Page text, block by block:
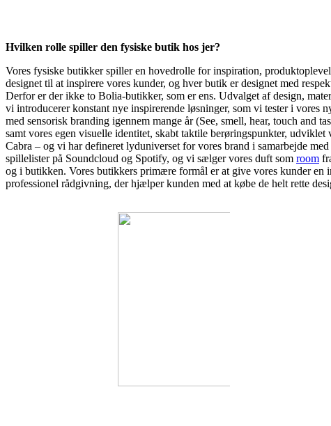
Hvilken rolle spiller den fysiske butik hos jer?
Vores fysiske butikker spiller en hovedrolle for inspiration,
designet til at inspirere vores kunder, og hver butik er designet med
Derfor er der ikke to Bolia-butikker, som er ens. Udvalget af design,
vi introducerer konstant nye inspirerende løsninger, som vi tester i vores
med sensorisk branding igennem mange år (See, smell, hear, touch and
samt vores egen visuelle identitet, skabt taktile berøringspunkter,
Cabra – og vi har defineret lyduniverset for vores brand i samarbejde
spillelister på Sound­cloud og Spotify, og vi sælger vores duft som room
og i butikken. Vores butikkers primære formål er at give vores kunder en
professionel rådgivning, der hjælper kunden med at købe de helt rette